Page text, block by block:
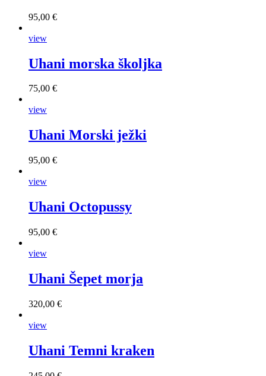
95,00 €
view
Uhani morska školjka
75,00 €
view
Uhani Morski ježki
95,00 €
view
Uhani Octopussy
95,00 €
view
Uhani Šepet morja
320,00 €
view
Uhani Temni kraken